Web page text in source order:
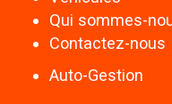
Qui sommes-
Contactez-nous
Auto-Gestion